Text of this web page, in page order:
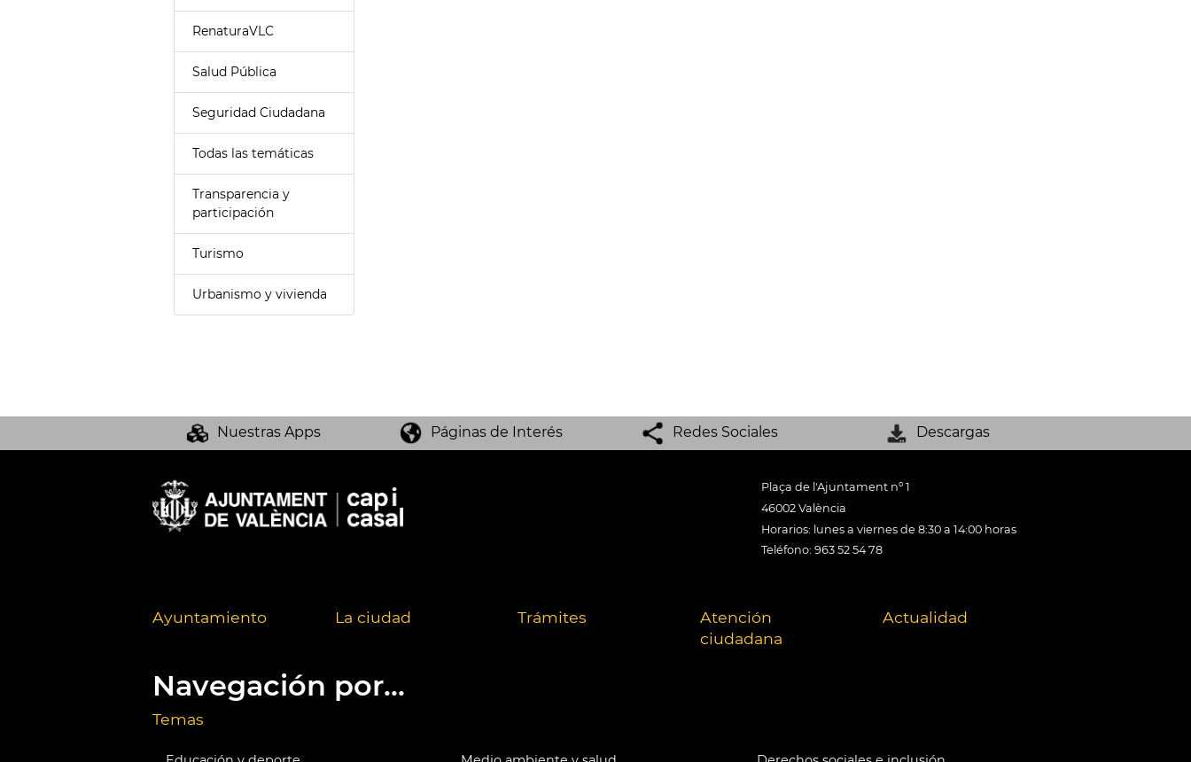
RenaturaVLC
Salud Pública
Seguridad Ciudadana
Todas las temáticas
Transparencia y
participación
Turismo
Urbanismo y vivienda
Nuestras Apps Páginas de Interés Redes Sociales Descargas
Plaça de l'Ajuntament nº 1
46002 València
Horarios: lunes a viernes de 8:30 a 14:00 horas
Teléfono: 963 52 54 78
Ayuntamiento La ciudad Trámites
Atención
ciudadana
Actualidad
Navegación por...
Temas